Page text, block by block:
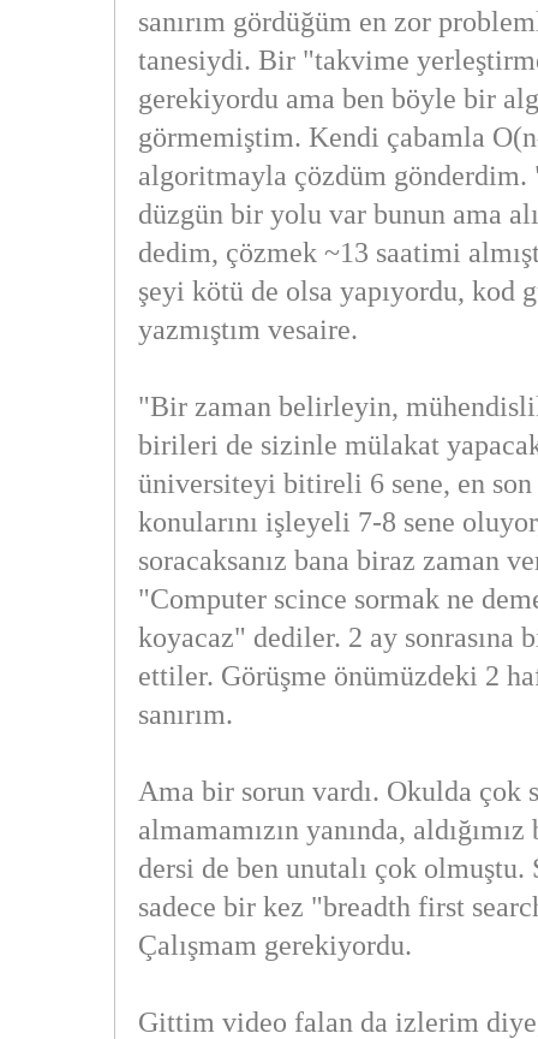
sanırım gördüğüm en zor
tanesiydi. Bir "takvime
gerekiyordu ama ben böyle bir
görmemiştim. Kendi çabamla
algoritmayla çözdüm gönderdim.
düzgün bir yolu var bunun ama
dedim, çözmek ~13 saatimi
şeyi kötü de olsa yapıyordu, kod
yazmıştım vesaire.
"Bir zaman belirleyin,
birileri de sizinle mülakat
üniversiteyi bitireli 6 sene, en
konularını işleyeli 7-8 sene
soracaksanız bana biraz zaman
"Computer scince sormak ne
koyacaz" dediler. 2 ay sonrasına
ettiler. Görüşme önümüzdeki 2
sanırım.
Ama bir sorun vardı. Okulda çok
almamamızın yanında,
dersi de ben unutalı çok olmuştu.
sadece bir kez "breadth first
Çalışmam gerekiyordu.
Gittim video falan da izlerim